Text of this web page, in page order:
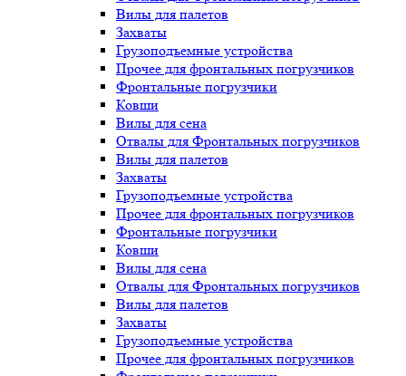
Вилы для палетов
Захваты
Грузоподъемные устройства
Прочее для фронтальных погрузчиков
Фронтальные погрузчики
Ковши
Вилы для сена
Отвалы для Фронтальных погрузчиков
Вилы для палетов
Захваты
Грузоподъемные устройства
Прочее для фронтальных погрузчиков
Фронтальные погрузчики
Ковши
Вилы для сена
Отвалы для Фронтальных погрузчиков
Вилы для палетов
Захваты
Грузоподъемные устройства
Прочее для фронтальных погрузчиков